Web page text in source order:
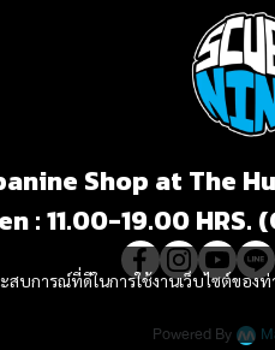
บการณ์ที่ดีในการใช้งานเว็บไซต์ของ
Shop at The
: 11.00-19.00
Powered By